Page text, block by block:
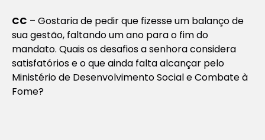
CC – Gostaria de pedir que fizesse um balanço de
sua gestão, faltando um ano para o fim do
mandato. Quais os desafios a senhora considera
satisfatórios e o que ainda falta alcançar pelo
Ministério de Desenvolvimento Social e Combate à
Fome?